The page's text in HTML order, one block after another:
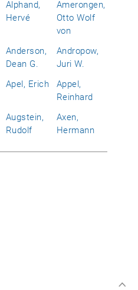
Alphand,
Hervé
Amerongen,
Otto Wolf
von
Anderson,
Dean G.
Andropow,
Juri W.
Apel, Erich
Appel,
Reinhard
Augstein,
Rudolf
Axen,
Hermann